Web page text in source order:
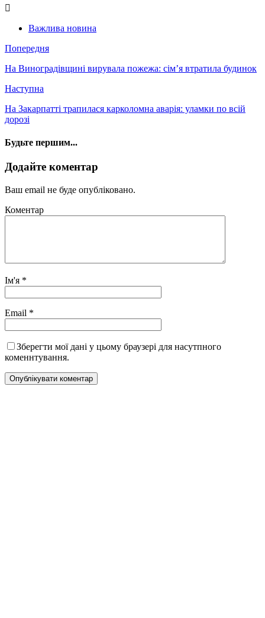
Важлива новина
Попередня
На Виноградівщині вирувала пожежа: сім’я втратила будинок
Наступна
На Закарпатті трапилася карколомна аварія: уламки по всій
дорозі
Будьте першим...
Додайте коментар
Ваш email не буде опубліковано.
Коментар
Ім'я *
Email *
Зберегти мої дані у цьому браузері для насутпного
коменнтування.